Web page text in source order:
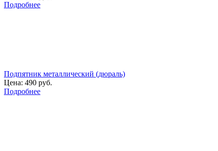
Подробнее
Подпятник металлический (дюраль)
Цена: 490 руб.
Подробнее